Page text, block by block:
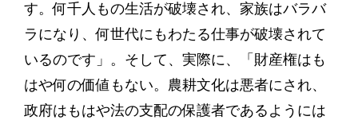
す。何千人もの生活が破壊され、家族はバラバ
ラになり、何世代にもわたる仕事が破壊されて
いるのです」。そして、実際に、「財産権はも
はや何の価値もない。農耕文化は悪者にされ、
政府はもはや法の支配の保護者であるようには